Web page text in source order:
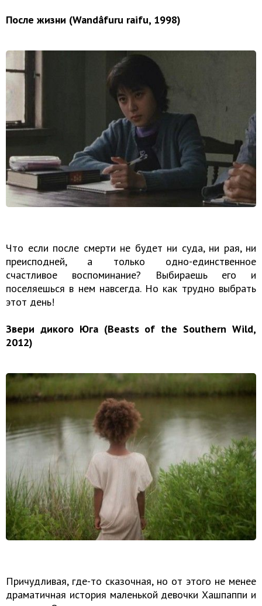
После жизни (Wandâfuru raifu, 1998)
Что если после смерти не будет ни суда, ни рая, ни
преисподней, а только одно-единственное
счастливое воспоминание? Выбираешь его и
поселяешься в нем навсегда. Но как трудно выбрать
этот день!
Звери дикого Юга (Beasts of the Southern Wild,
2012)
Причудливая, где-то сказочная, но от этого не менее
драматичная история маленькой девочки Хашпаппи и